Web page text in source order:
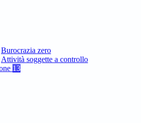
Burocrazia zero
Attività soggette a controllo
13